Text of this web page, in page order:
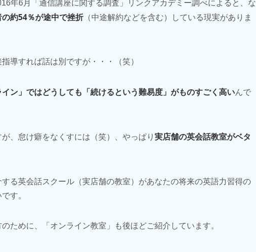
年6月「通信講座に関する調査」リンクアカデミー調べによると、な
約54％が途中で挫折 （中途解約などを含む）している現実がありま
導すれば話は別ですが・・・（笑）
イン」ではどうしても「続けるという難易度」がものすごく高いんで
、怠け癖をなくすには（笑）、やっぱり 実店舗の英会話教室がベタ
る英会話スクール（実店舗の教室）があなたの将来の英語力習得の
す。
ために、「オンライン教室」も後ほどご紹介しています。